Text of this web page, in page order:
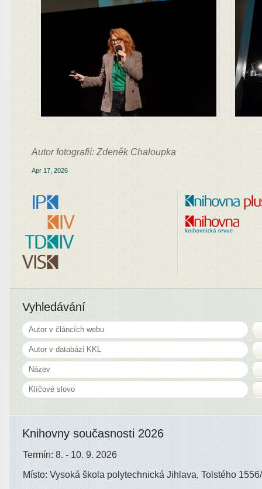
Autor fotografií: Zdeněk Chaloupka
Apr 17, 2026
Vyhledávání
Knihovny současnosti 2026
Termín: 8. - 10. 9. 2026
Místo: Vysoká škola polytechnická Jihlava, Tolstého